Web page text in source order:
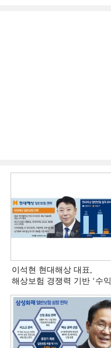
이석현 현대해상 대표,
해상보험 경쟁력 기반 ‘수익
(3)]